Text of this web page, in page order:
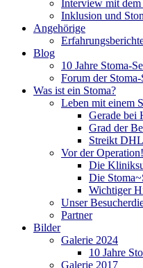
Interview mit dem
Inklusion und
Angehörige
Blog
10 Jahre Stoma-
Forum der
Was ist ein Stoma?
Leben mit einem
Gerade bei
Grad der
Streikt
Vor der Operation!
Die
Die
Wichtiger
Unser
Partner
Bilder
Galerie 2024
10 Jahre
Galerie 2017